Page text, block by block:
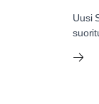
Uusi